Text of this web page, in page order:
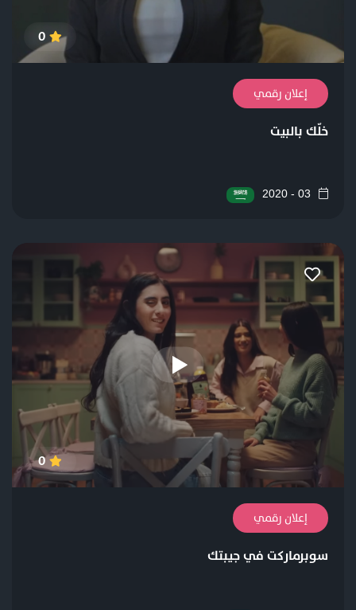
0
إعلان رقمي
خلّك بالبيت
03 - 2020
0
إعلان رقمي
سوبرماركت في جيبتك